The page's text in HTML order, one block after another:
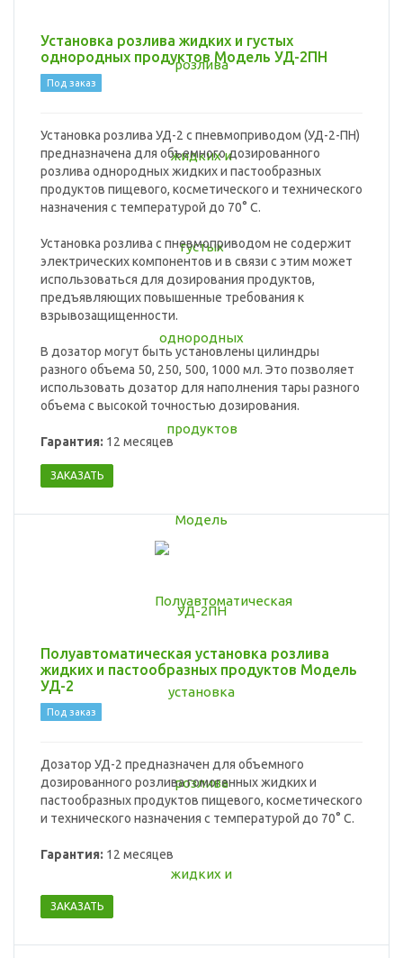
Установка розлива жидких и густых
однородных продуктов Модель УД-2ПН
Под заказ
Установка розлива УД-2 с пневмоприводом (УД-2-ПН)
предназначена для объемного дозированного
розлива однородных жидких и пастообразных
продуктов пищевого, косметического и технического
назначения с температурой до 70° С.
Установка розлива с пневмоприводом не содержит
электрических компонентов и в связи с этим может
использоваться для дозирования продуктов,
предъявляющих повышенные требования к
взрывозащищенности.
В дозатор могут быть установлены цилиндры
разного объема 50, 250, 500, 1000 мл. Это позволяет
использовать дозатор для наполнения тары разного
объема с высокой точностью дозирования.
Гарантия: 12 месяцев
ЗАКАЗАТЬ
Полуавтоматическая установка розлива
жидких и пастообразных продуктов Модель
УД-2
Под заказ
Дозатор УД-2 предназначен для объемного
дозированного розлива гомогенных жидких и
пастообразных продуктов пищевого, косметического
и технического назначения с температурой до 70° С.
Гарантия: 12 месяцев
ЗАКАЗАТЬ